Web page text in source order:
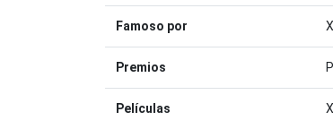
Famoso por
Premios
Películas